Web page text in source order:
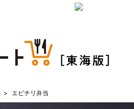
エビチリ弁当